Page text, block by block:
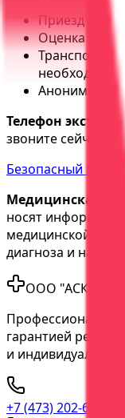
Приезд за 30-
Оценка
Анонимно,
Телефон
звоните сейчас,
Безопасный вывод
Медицинская
носят
медицинской
диагноза и
ООО "АСК Вера"
гарантией
и
+7 (473) 202-60-03